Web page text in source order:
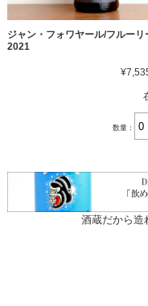
ジャン・フォワヤール/フルーリ
2021
数量：
酒蔵だから造